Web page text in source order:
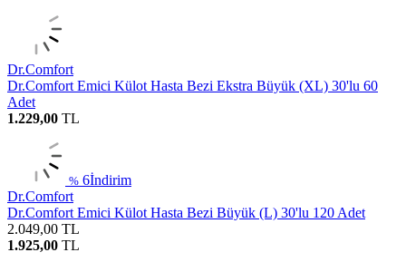
Dr.Comfort
Dr.Comfort Emici Külot Hasta Bezi Ekstra Büyük (XL) 30'lu 60
Adet
1.229,00 TL
% 6İndirim
Dr.Comfort
Dr.Comfort Emici Külot Hasta Bezi Büyük (L) 30'lu 120 Adet
2.049,00 TL
1.925,00 TL